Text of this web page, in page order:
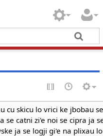
cu skicu lo vrici ke jbobau se
se catni zi'e noi se cipra ja
ja se logji gi'e na plixau